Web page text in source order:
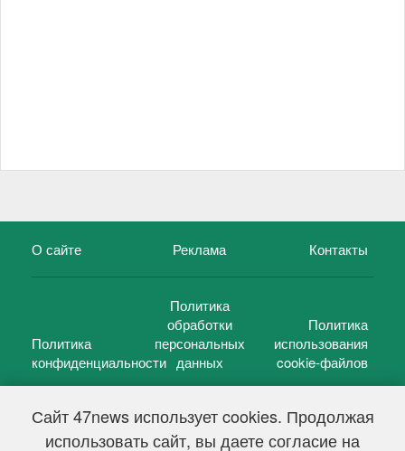
Сайт 47news использует cookies. Продолжая
использовать сайт, вы даете согласие на
О сайте Реклама Контакты
Политика
конфиденциальности
Политика
обработки
персональных
данных
Политика
использования
cookie-файлов